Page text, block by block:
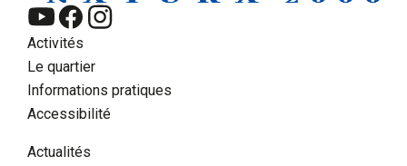
Activités
Le quartier
Informations pratiques
Accessibilité
Actualités